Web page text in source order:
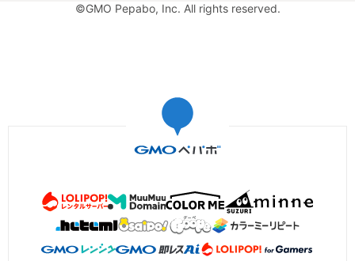
©GMO Pepabo, Inc. All rights reserved.